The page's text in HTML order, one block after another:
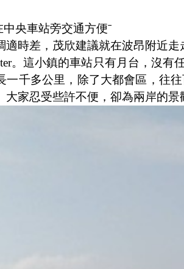
中央車站旁交通方便ˉ
差，茂欣建議就在波昂附近走
。這小鎮的車站只有月台，沒有
一千多公里，除了大都會區，往
大家忍受些許不便，卻為兩岸的景